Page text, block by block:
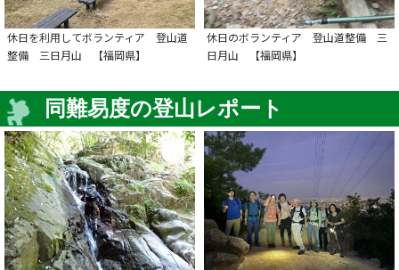
休日を利用してボランティア 登山道
整備 三日月山 【福岡県】
休日のボランティア 登山道整備 三
日月山 【福岡県】
同難易度の登山レポート